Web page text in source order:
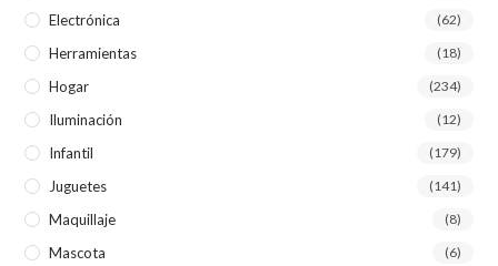
Electrónica (62)
Herramientas (18)
Hogar (234)
Iluminación (12)
Infantil (179)
Juguetes (141)
Maquillaje (8)
Mascota (6)